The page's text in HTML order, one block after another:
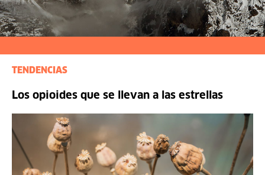
TENDENCIAS
Los opioides que se llevan a las estrellas